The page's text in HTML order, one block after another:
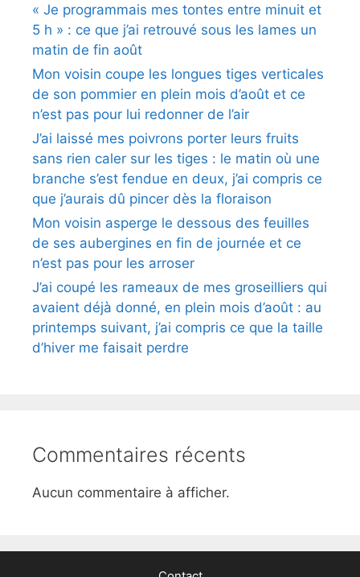
« Je programmais mes tontes entre minuit et
5 h » : ce que j’ai retrouvé sous les lames un
matin de fin août
Mon voisin coupe les longues tiges verticales
de son pommier en plein mois d’août et ce
n’est pas pour lui redonner de l’air
J’ai laissé mes poivrons porter leurs fruits
sans rien caler sur les tiges : le matin où une
branche s’est fendue en deux, j’ai compris ce
que j’aurais dû pincer dès la floraison
Mon voisin asperge le dessous des feuilles
de ses aubergines en fin de journée et ce
n’est pas pour les arroser
J’ai coupé les rameaux de mes groseilliers qui
avaient déjà donné, en plein mois d’août : au
printemps suivant, j’ai compris ce que la taille
d’hiver me faisait perdre
Commentaires récents
Aucun commentaire à afficher.